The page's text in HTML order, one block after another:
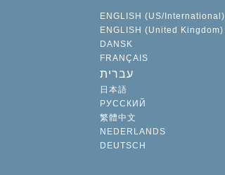
ENGLISH (US/International)
ENGLISH (United Kingdom)
DANSK
FRANÇAIS
עברית
日本語
РУССКИЙ
繁體中文
NEDERLANDS
DEUTSCH